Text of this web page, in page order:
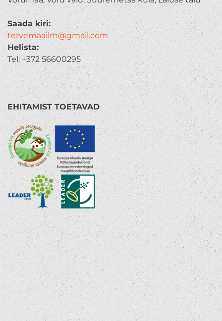
Saada kiri:
tervemaailm@gmail.com
Helista:
Tel: +372 56600295
EHITAMIST TOETAVAD